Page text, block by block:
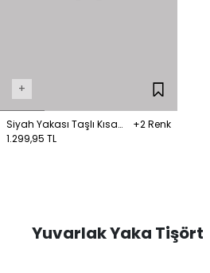
+
Siyah Yakası Taşlı Kısa
Kol Tişört
+2 Renk
1.299,95 TL
Yuvarlak Yaka Tişört